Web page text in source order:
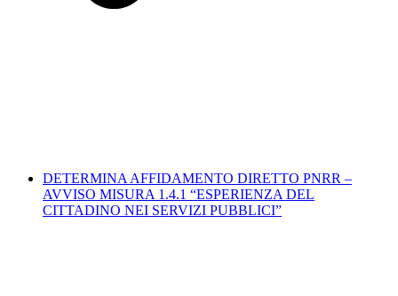
DETERMINA AFFIDAMENTO DIRETTO PNRR –
AVVISO MISURA 1.4.1 “ESPERIENZA DEL
CITTADINO NEI SERVIZI PUBBLICI”